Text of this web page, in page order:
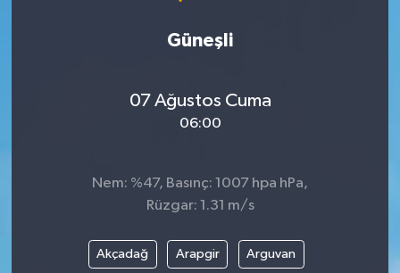
Güneşli
07 Ağustos Cuma
06:00
Nem: %47, Basınç: 1007 hpa hPa,
Rüzgar: 1.31 m/s
Akçadağ Arapgir Arguvan